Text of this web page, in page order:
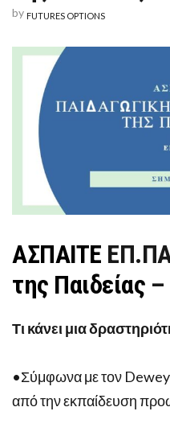
by FUTURES OPTIONS
ΑΣΠΑΙΤΕ
της Παιδείας –
Τι κάνει μια
•Σύμφωνα με τον
από την εκπαίδευση